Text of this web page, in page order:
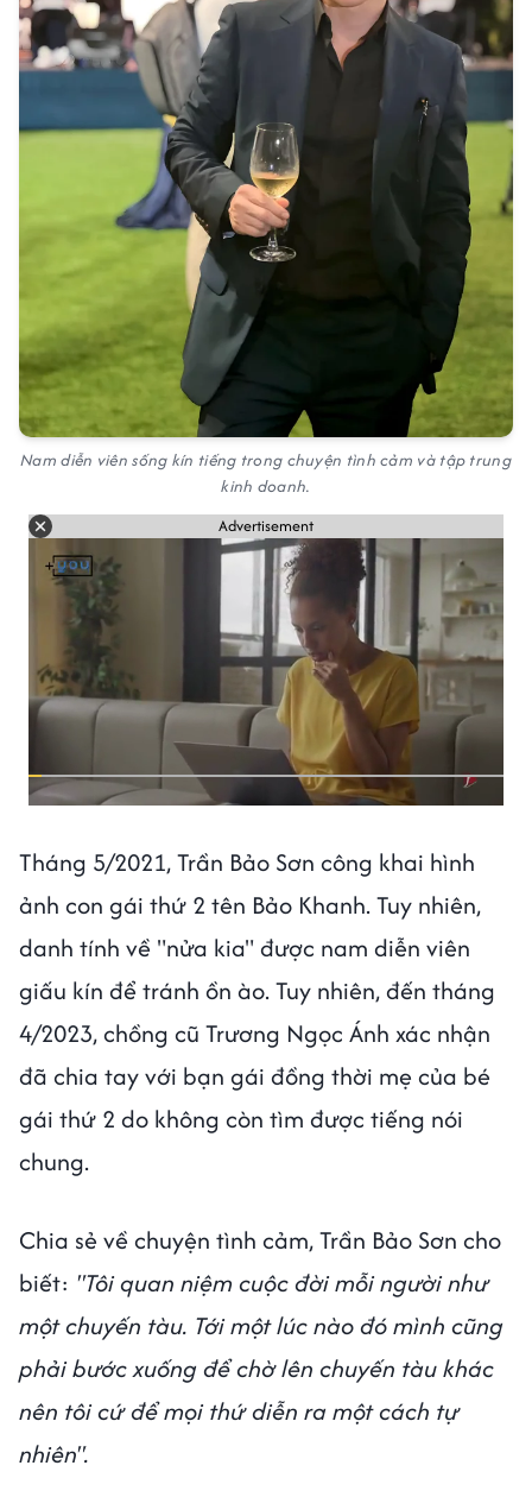
Nam diễn viên sống kín tiếng trong chuyện tình cảm và tập trung
kinh doanh.
Advertisement
Tháng 5/2021, Trần Bảo Sơn công khai hình
ảnh con gái thứ 2 tên Bảo Khanh. Tuy nhiên,
danh tính về "nửa kia" được nam diễn viên
giấu kín để tránh ồn ào. Tuy nhiên, đến tháng
4/2023, chồng cũ Trương Ngọc Ánh xác nhận
đã chia tay với bạn gái đồng thời mẹ của bé
gái thứ 2 do không còn tìm được tiếng nói
chung.
Chia sẻ về chuyện tình cảm, Trần Bảo Sơn cho
biết: "Tôi quan niệm cuộc đời mỗi người như
một chuyến tàu. Tới một lúc nào đó mình cũng
phải bước xuống để chờ lên chuyến tàu khác
nên tôi cứ để mọi thứ diễn ra một cách tự
nhiên".